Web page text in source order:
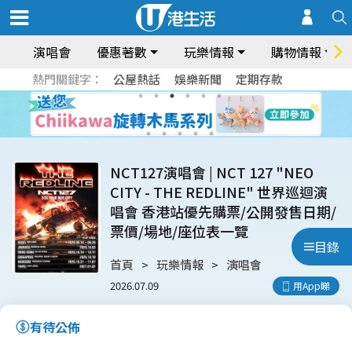
演唱會 優惠著數 玩樂情報 購物情報
熱門關鍵字： 公屋熱話 娛樂新聞 定期存款
目錄
NCT127演唱會 | NCT 127 "NEO
CITY - THE REDLINE" 世界巡迴演
唱會 香港站優先購票/公開發售日期/
票價/場地/座位表一覽
首頁 玩樂情報 演唱會
2026.07.09 用App睇
有待公佈